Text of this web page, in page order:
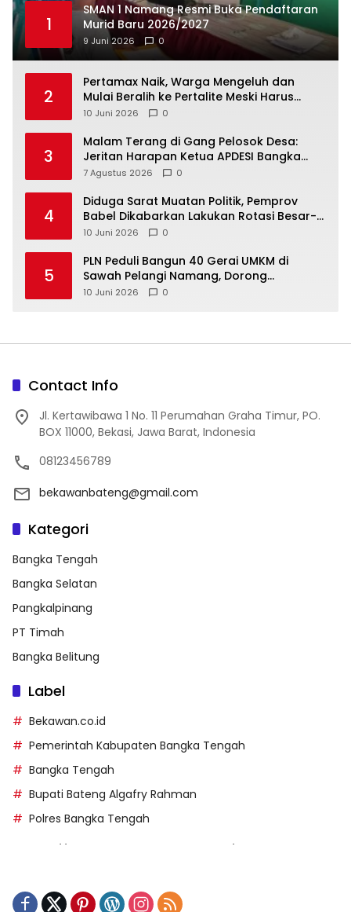
1
SMAN 1 Namang Resmi Buka Pendaftaran
Murid Baru 2026/2027
9 Juni 2026 0
2
‎Pertamax Naik, Warga Mengeluh dan
Mulai Beralih ke Pertalite Meski Harus
10 Juni 2026 0
3
Malam Terang di Gang Pelosok Desa:
Jeritan Harapan Ketua APDESI Bangka
Tengah untuk PLN Babel
7 Agustus 2026 0
4
‎Diduga Sarat Muatan Politik, Pemprov
Babel Dikabarkan Lakukan Rotasi Besar-
10 Juni 2026 0
5
‎PLN Peduli Bangun 40 Gerai UMKM di
Sawah Pelangi Namang, Dorong
10 Juni 2026 0
Contact Info
Jl. Kertawibawa 1 No. 11 Perumahan Graha Timur, PO.
BOX 11000, Bekasi, Jawa Barat, Indonesia
08123456789
bekawanbateng@gmail.com
Kategori
Bangka Tengah
Bangka Selatan
Pangkalpinang
PT Timah
Bangka Belitung
Label
Bekawan.co.id
Pemerintah Kabupaten Bangka Tengah
Bangka Tengah
Bupati Bateng Algafry Rahman
Polres Bangka Tengah
https://kecsitim.sitarokab.go.id/